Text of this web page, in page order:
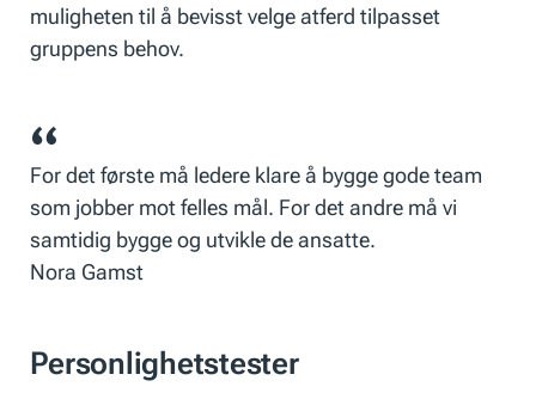
muligheten til å bevisst velge atferd tilpasset
gruppens behov.
For det første må ledere klare å bygge gode team
som jobber mot felles mål. For det andre må vi
samtidig bygge og utvikle de ansatte.
Nora Gamst
Personlighetstester